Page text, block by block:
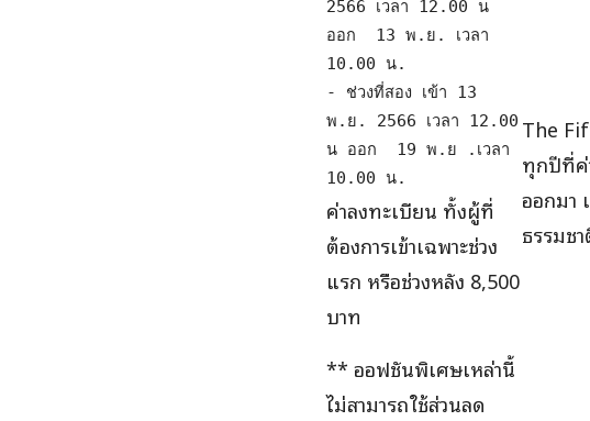
2566 เวลา 12.00 น
ออก  13 พ.ย. เวลา
10.00 น.
- ช่วงที่สอง เข้า 13
พ.ย. 2566 เวลา 12.00
น ออก  19 พ.ย .เวลา
10.00 น.
ค่าลงทะเบียน​ ทั้งผู้ที่
ต้องการเข้าเฉพาะช่วง
แรก​ หรือช่วงหลัง​ 8,500
บาท
** ออฟชันพิเศษเหล่านี้
ไม่สามารถใช้ส่วนลด
The
ทุกปีที่ค่
ออกมา
ธรรมช